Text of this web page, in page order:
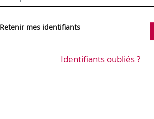
Retenir mes identifiants
Identifiants oubliés ?